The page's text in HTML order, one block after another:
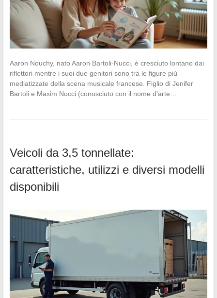
Aaron Nouchy, nato Aaron Bartoli-Nucci, è cresciuto lontano dai
riflettori mentre i suoi due genitori sono tra le figure più
mediatizzate della scena musicale francese. Figlio di Jenifer
Bartoli e Maxim Nucci (conosciuto con il nome d’arte…
Veicoli da 3,5 tonnellate:
caratteristiche, utilizzi e diversi modelli
disponibili